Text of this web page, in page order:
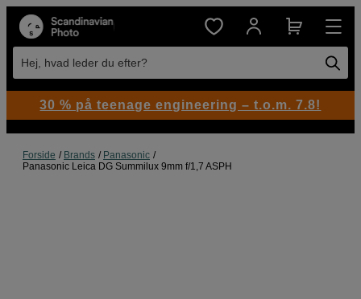
Hej, hvad leder du efter?
Forside Brands
Panasonic
Panasonic Leica DG Summilux 9mm f/1,7 ASPH
30 % på teenage engineering – t.o.m. 7.8!